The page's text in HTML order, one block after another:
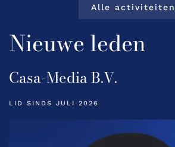
Alle activiteiten
Nieuwe leden
Casa-Media B.V.
LID SINDS JULI 2026